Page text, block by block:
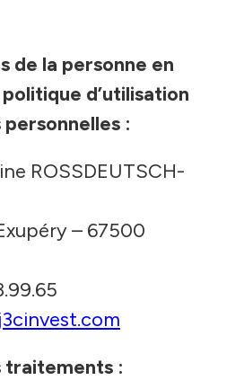
de la personne en
d’utilisation
:
ROSSDEUTSCH-
– 67500
traitements :